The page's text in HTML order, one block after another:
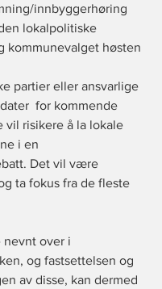
innbyggerhøring
lokalpolitiske
kommunevalget høsten
partier eller ansvarlige
for kommende
vil risikere å la lokale
i en
Det vil være
ta fokus fra de fleste
nevnt over i
og fastsettelsen og
av disse, kan dermed